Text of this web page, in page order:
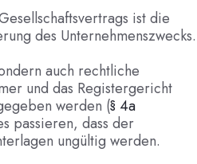
ist die
des Unternehmenszwecks.
auch rechtliche
und das Registergericht
werden (§ 4a
passieren, dass der
ungültig werden.